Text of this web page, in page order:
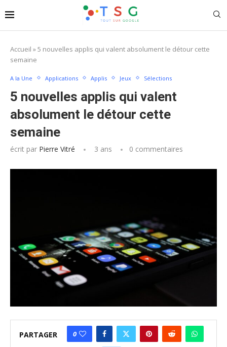
Accueil »5 nouvelles applis qui valent absolument le détour cette
semaine
A la Une Applications Applis Jeux Sélections
5 nouvelles applis qui valent
absolument le détour cette
semaine
écrit par Pierre Vitré 3 ans 0 commentaires
PARTAGER 0